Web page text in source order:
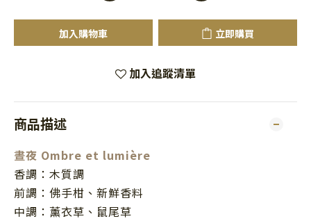
加入購物車 立即購買
加入追蹤清單
商品描述
晝夜 Ombre et lumière
香調：木質調
前調：佛手柑、新鮮香料
中調：薰衣草、鼠尾草